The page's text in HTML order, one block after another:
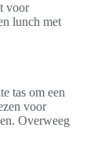
voor
lunch met
tas om een
voor
Overweeg